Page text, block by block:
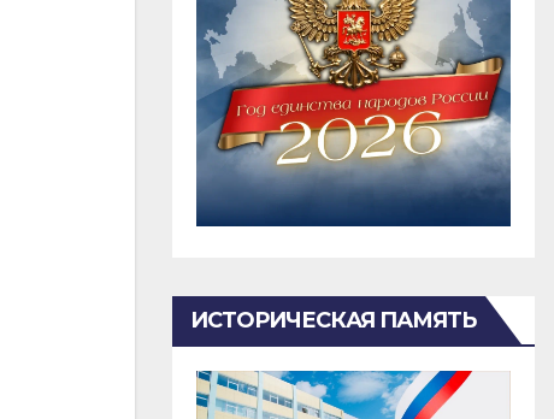
ИСТОРИЧЕСКАЯ ПАМЯТЬ